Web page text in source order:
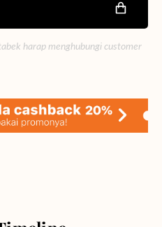
harap menghubungi customer